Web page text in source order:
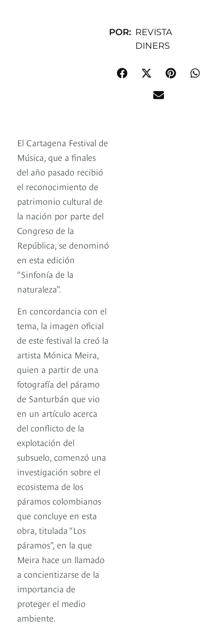
POR: REVISTA
DINERS
El Cartagena Festival de
Música, que a finales
del año pasado recibió
el reconocimiento de
patrimonio cultural de
la nación por parte del
Congreso de la
República, se denominó
en esta edición
“Sinfonía de la
naturaleza”.
En concordancia con el
tema, la imagen oficial
de este festival la creó la
artista Mónica Meira,
quien a partir de una
fotografía del páramo
de Santurbán que vio
en un artículo acerca
del conflicto de la
explotación del
subsuelo, comenzó una
investigación sobre el
ecosistema de los
páramos colombianos
que concluye en esta
obra, titulada “Los
páramos”, en la que
Meira hace un llamado
a concientizarse de la
importancia de
proteger el medio
ambiente.